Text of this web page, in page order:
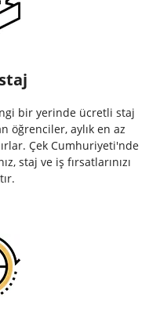
bir yerinde ücretli staj
öğrenciler, aylık en az
Çek Cumhuriyeti'nde
staj ve iş fırsatlarınızı